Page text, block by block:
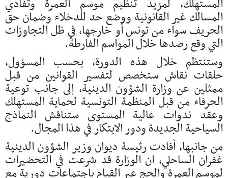
المستهلك، لمزيد تنظيم موسم العمرة وتفادي
المسالك غير القانونية ووضع حد للدخلاء وضمان حق
الحريف سواء من تونس أو خارجها، في ظل التجاوزات
التي وقع رصدها خلال المواسم الفارطة.
وستنتظم خلال هذه الدورة، بحسب المسؤول،
حلقات نقاش ستخصص لتفسير القوانين من قبل
ممثلين عن وزارة الشؤون الدينية، إلى جانب توعية
الحرفاء من قبل المنظمة التونسية لحماية المستهلك
وعقد ندوات عالية المستوى ستناقش النماذج
السياحية الجديدة ودور الابتكار في هذا المجال.
من جانبها، أفادت رئيسة ديوان وزير الشؤون الدينية
غفران الساحلي، ان الوزارة قد شرعت في التحضيرات
لموسم العمرة والحج عبر القيام باجتماعات دورية مع